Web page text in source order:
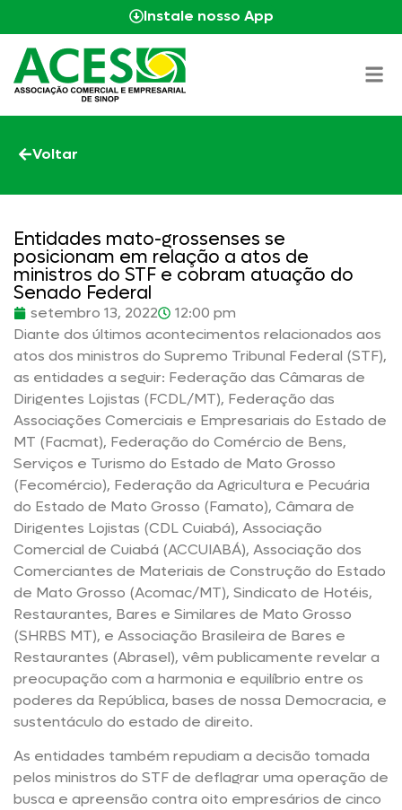
Instale nosso App
Voltar
Entidades mato-grossenses se
posicionam em relação a atos de
ministros do STF e cobram atuação do
Senado Federal
setembro 13, 2022
12:00 pm
Diante dos últimos acontecimentos relacionados aos
atos dos ministros do Supremo Tribunal Federal (STF),
as entidades a seguir: Federação das Câmaras de
Dirigentes Lojistas (FCDL/MT), Federação das
Associações Comerciais e Empresariais do Estado de
MT (Facmat), Federação do Comércio de Bens,
Serviços e Turismo do Estado de Mato Grosso
(Fecomércio), Federação da Agricultura e Pecuária
do Estado de Mato Grosso (Famato), Câmara de
Dirigentes Lojistas (CDL Cuiabá), Associação
Comercial de Cuiabá (ACCUIABÁ), Associação dos
Comerciantes de Materiais de Construção do Estado
de Mato Grosso (Acomac/MT), Sindicato de Hotéis,
Restaurantes, Bares e Similares de Mato Grosso
(SHRBS MT), e Associação Brasileira de Bares e
Restaurantes (Abrasel), vêm publicamente revelar a
preocupação com a harmonia e equilíbrio entre os
poderes da República, bases de nossa Democracia, e
sustentáculo do estado de direito.
As entidades também repudiam a decisão tomada
pelos ministros do STF de deflagrar uma operação de
busca e apreensão contra oito empresários de cinco